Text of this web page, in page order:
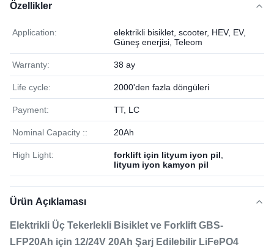
Özellikler
Application:
elektrikli bisiklet, scooter, HEV, EV,
Güneş enerjisi, Teleom
Warranty: 38 ay
Life cycle: 2000'den fazla döngüleri
Payment: TT, LC
Nominal Capacity :: 20Ah
High Light: forklift için lityum iyon pil
lityum iyon kamyon pil
Ürün Açıklaması
Elektrikli Üç Tekerlekli Bisiklet ve Forklift GBS-
LFP20Ah için 12/24V 20Ah Şarj Edilebilir LiFePO4